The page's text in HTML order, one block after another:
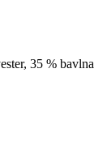
35 % bavlna